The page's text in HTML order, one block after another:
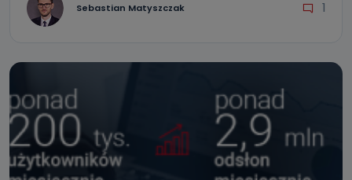
Sebastian Matyszczak 1